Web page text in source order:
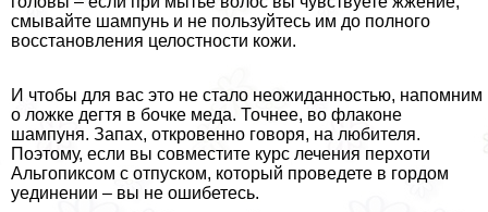
смывайте шампунь и не пользуйтесь им до полного
восстановления целостности кожи.
И чтобы для вас это не стало неожиданностью, напомним
о ложке дегтя в бочке меда. Точнее, во флаконе
шампуня. Запах, откровенно говоря, на любителя.
Поэтому, если вы совместите курс лечения перхоти
Альгопиксом с отпуском, который проведете в гордом
уединении – вы не ошибетесь.